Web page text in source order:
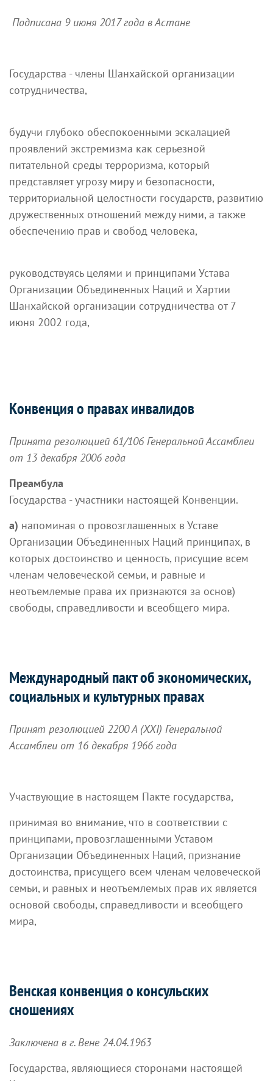
Подписана 9 июня 2017 года в Астане
Государства - члены Шанхайской организации
сотрудничества,
будучи глубоко обеспокоенными эскалацией
проявлений экстремизма как серьезной
питательной среды терроризма, который
представляет угрозу миру и безопасности,
территориальной целостности государств, развитию
дружественных отношений между ними, а также
обеспечению прав и свобод человека,
руководствуясь целями и принципами Устава
Организации Объединенных Наций и Хартии
Шанхайской организации сотрудничества от 7
июня 2002 года,
Конвенция о правах инвалидов
Принята резолюцией 61/106 Генеральной Ассамблеи
от 13 декабря 2006 года
Преамбула
Государства - участники настоящей Конвенции.
а) напоминая о провозглашенных в Уставе
Организации Объединенных Наций принципах, в
которых достоинство и ценность, присущие всем
членам человеческой семьи, и равные и
неотъемлемые права их признаются за основ)
свободы, справедливости и всеобщего мира.
Международный пакт об экономических,
социальных и культурных правах
Принят резолюцией 2200 А (XXI) Генеральной
Ассамблеи от 16 декабря 1966 года
Участвующие в настоящем Пакте государства,
принимая во внимание, что в соответствии с
принципами, провозглашенными Уставом
Организации Объединенных Наций, признание
достоинства, присущего всем членам человеческой
семьи, и равных и неотъемлемых прав их является
основой свободы, справедливости и всеобщего
мира,
Венская конвенция о консульских
сношениях
Заключена в г. Вене 24.04.1963
Государства, являющиеся сторонами настоящей